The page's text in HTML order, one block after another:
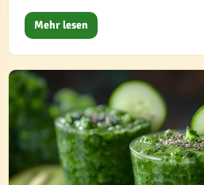
Mehr lesen